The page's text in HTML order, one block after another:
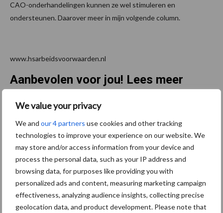
We value your privacy
We and our 4 partners use cookies and other tracking
technologies to improve your experience on our website. We
may store and/or access information from your device and
process the personal data, such as your IP address and
browsing data, for purposes like providing you with
personalized ads and content, measuring marketing campaign
effectiveness, analyzing audience insights, collecting precise
geolocation data, and product development. Please note that
CAO-onderhandelingen kunnen ze wel stimuleren en
ondersteunen. Daarover meer in mijn volgende column.
www.hsarbeidsvoorwaarden.nl
Aanbevolen voor jou! Lees meer
Van onze partner Innovi
Beetle veegrobot: jouw
slimme hulp op de
werkvloer
Van onze partner The Legal
Company
Bescherming van